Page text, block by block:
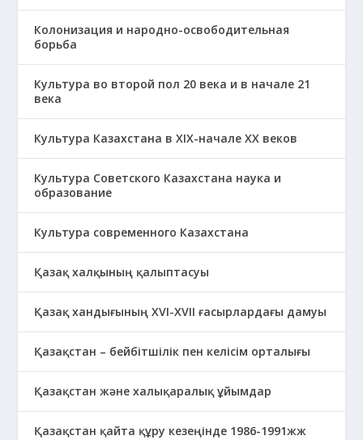
Колонизация и народно-освободительная
борьба
Культура во второй пол 20 века и в начале 21
века
Культура Казахстана в ХІХ-начале ХХ веков
Культура Советского Казахстана наука и
образование
Культура современного Казахстана
Қазақ халқының қалыптасуы
Қазақ хандығының XVI-XVII ғасырлардағы дамуы
Қазақстан – бейбітшілік пен келісім орталығы
Қазақстан және халықаралық ұйымдар
Қазақстан қайта құру кезеңінде 1986-1991жж